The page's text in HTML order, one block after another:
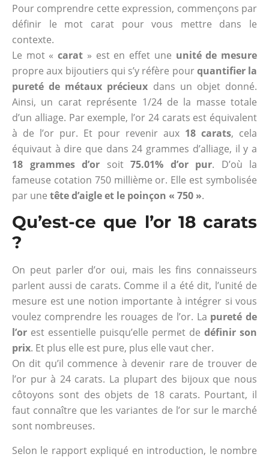
Pour comprendre cette expression, commençons par
définir le mot carat pour vous mettre dans le
contexte.
Le mot «carat » est en effet une unité de mesure
propre aux bijoutiers qui s’y réfère pourquantifier la
pureté de métaux précieux dans un objet donné.
Ainsi, un carat représente 1/24 de la masse totale
d’un alliage. Par exemple, l’or 24 carats est équivalent
à de l’or pur. Et pour revenir aux 18 carats, cela
équivaut à dire que dans 24 grammes d’alliage, il y a
18 grammes d’or soit 75.01% d’or pur. D’où la
fameuse cotation 750 millième or. Elle est symbolisée
par une tête d’aigle et le poinçon « 750 ».
Qu’est-ce que l’or 18 carats
?
On peut parler d’or oui, mais les fins connaisseurs
parlent aussi de carats. Comme il a été dit, l’unité de
mesure est une notion importante à intégrer si vous
voulez comprendre les rouages de l’or. La pureté de
l’or est essentielle puisqu’elle permet de définir son
prix. Et plus elle est pure, plus elle vaut cher.
On dit qu’il commence à devenir rare de trouver de
l’or pur à 24 carats. La plupart des bijoux que nous
côtoyons sont des objets de 18 carats. Pourtant, il
faut connaître que les variantes de l’or sur le marché
sont nombreuses.
Selon le rapport expliqué en introduction, le nombre